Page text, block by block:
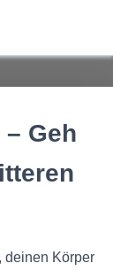
Geh
deinen Körper